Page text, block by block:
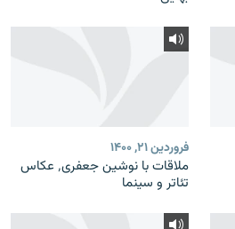
فروردین ۲۱, ۱۴۰۰
ملاقات با نوشین جعفری٬ عکاس
تئاتر و سینما